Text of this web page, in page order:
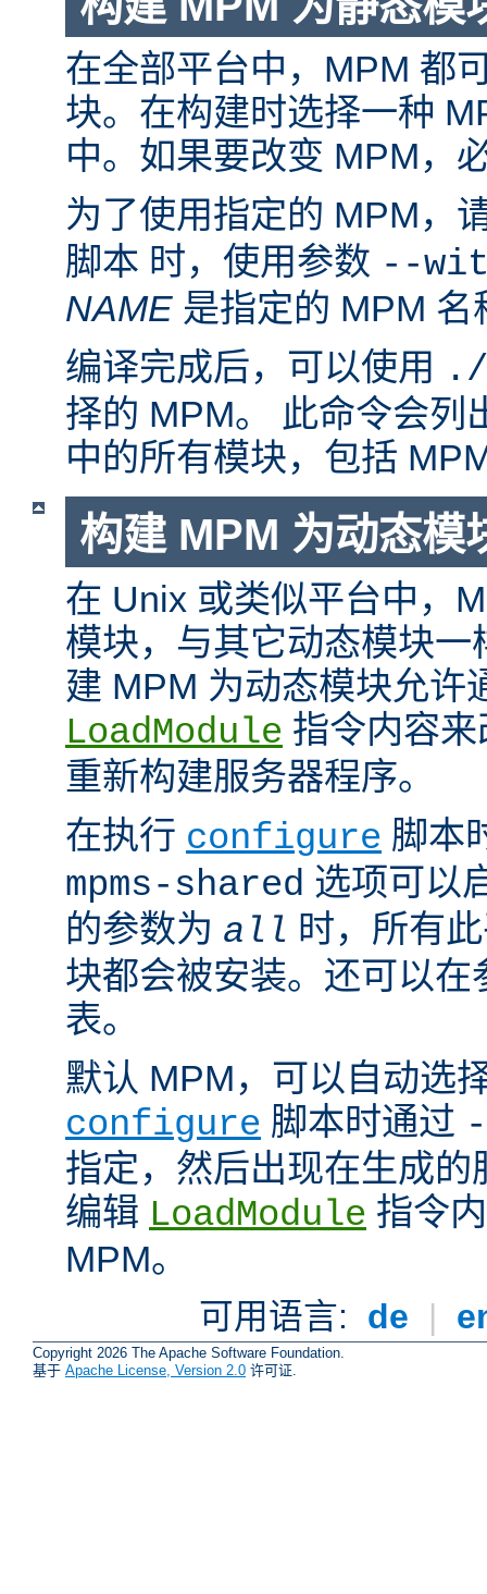
在全部平台中，MPM 都
块。在构建时选择一种
中。如果要改变 MPM，
为了使用指定的 MPM，
脚本 时，使用参数 --
NAME 是指定的 MPM 名
编译完成后，可以使用
择的 MPM。 此命令会列
中的所有模块，包括
构建 MPM 为动态模
在 Unix 或类似平台中，
模块，与其它动态模块
建 MPM 为动态模块允许
LoadModule 指令内容
重新构建服务器程序。
在执行 configure 脚本
mpms-shared 选项可以
的参数为 all 时，所有
块都会被安装。还可以在
表。
默认 MPM，可以自动选
configure 脚本时通过
指定，然后出现在生成
编辑 LoadModule 指令
MPM。
可用语言: de |
Copyright 2026 The Apache Software Foundation.
基于 Apache License, Version 2.0 许可证.